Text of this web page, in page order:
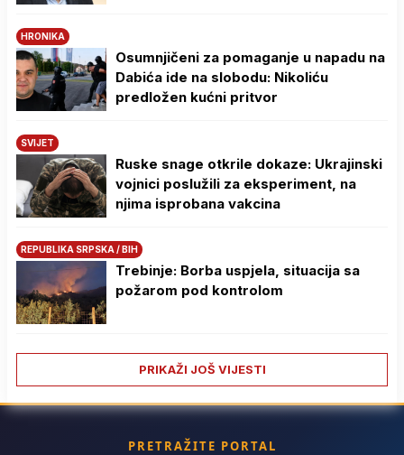
HRONIKA
Osumnjičeni za pomaganje u napadu na
Dabića ide na slobodu: Nikoliću
predložen kućni pritvor
SVIJET
Ruske snage otkrile dokaze: Ukrajinski
vojnici poslužili za eksperiment, na
njima isprobana vakcina
REPUBLIKA SRPSKA / BIH
Trebinje: Borba uspjela, situacija sa
požarom pod kontrolom
PRIKAŽI JOŠ VIJESTI
PRETRAŽITE PORTAL